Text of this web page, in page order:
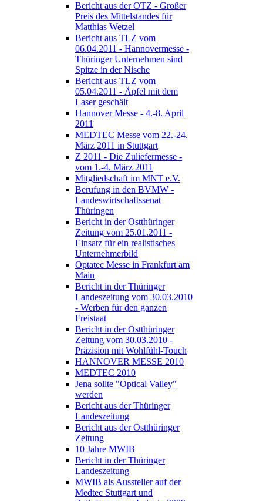
Bericht aus der OTZ - Großer
Preis des Mittelstandes für
Matthias Wetzel
Bericht aus TLZ vom
06.04.2011 - Hannovermesse -
Thüringer Unternehmen sind
Spitze in der Nische
Bericht aus TLZ vom
05.04.2011 - Äpfel mit dem
Laser geschält
Hannover Messe - 4.-8. April
2011
MEDTEC Messe vom 22.-24.
März 2011 in Stuttgart
Z 2011 - Die Zuliefermesse -
vom 1.-4. März 2011
Mitgliedschaft im MNT e.V.
Berufung in den BVMW -
Landeswirtschaftssenat
Thüringen
Bericht in der Ostthüringer
Zeitung vom 25.01.2011 -
Einsatz für ein realistisches
Unternehmerbild
Optatec Messe in Frankfurt am
Main
Bericht in der Thüringer
Landeszeitung vom 30.03.2010
- Werben für den ganzen
Freistaat
Bericht in der Ostthüringer
Zeitung vom 30.03.2010 -
Präzision mit Wohlfühl-Touch
HANNOVER MESSE 2010
MEDTEC 2010
Jena sollte "Optical Valley"
werden
Bericht aus der Thüringer
Landeszeitung
Bericht aus der Ostthüringer
Zeitung
10 Jahre MWIB
Bericht in der Thüringer
Landeszeitung
MWIB als Aussteller auf der
Medtec Stuttgart und